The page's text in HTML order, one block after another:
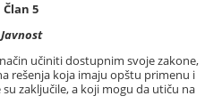
Član 5
Javnost
učiniti dostupnim svoje zakone,
rešenja koja imaju opštu primenu i
zaključile, a koji mogu da utiču na